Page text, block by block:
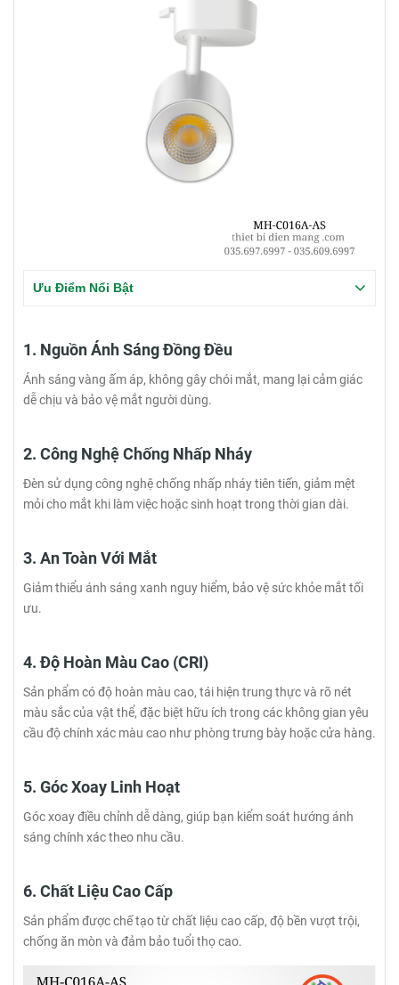
Ưu Điểm Nổi Bật
1. Nguồn Ánh Sáng Đồng Đều
Ánh sáng vàng ấm áp, không gây chói mắt, mang lại cảm giác
dễ chịu và bảo vệ mắt người dùng.
2. Công Nghệ Chống Nhấp Nháy
Đèn sử dụng công nghệ chống nhấp nháy tiên tiến, giảm mệt
mỏi cho mắt khi làm việc hoặc sinh hoạt trong thời gian dài.
3. An Toàn Với Mắt
Giảm thiểu ánh sáng xanh nguy hiểm, bảo vệ sức khỏe mắt tối
ưu.
4. Độ Hoàn Màu Cao (CRI)
Sản phẩm có độ hoàn màu cao, tái hiện trung thực và rõ nét
màu sắc của vật thể, đặc biệt hữu ích trong các không gian yêu
cầu độ chính xác màu cao như phòng trưng bày hoặc cửa hàng.
5. Góc Xoay Linh Hoạt
Góc xoay điều chỉnh dễ dàng, giúp bạn kiểm soát hướng ánh
sáng chính xác theo nhu cầu.
6. Chất Liệu Cao Cấp
Sản phẩm được chế tạo từ chất liệu cao cấp, độ bền vượt trội,
chống ăn mòn và đảm bảo tuổi thọ cao.